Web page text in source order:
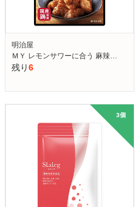
明治屋
ＭＹ レモンサワーに合う 麻辣…
残り6
3個